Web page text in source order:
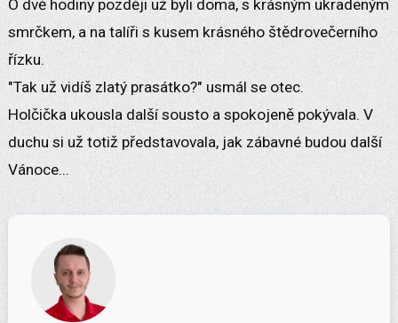
O dvě hodiny později už byli doma, s krásným ukradeným
smrčkem, a na talíři s kusem krásného štědrovečerního
řízku.
"Tak už vidíš zlatý prasátko?" usmál se otec.
Holčička ukousla další sousto a spokojeně pokývala. V
duchu si už totiž představovala, jak zábavné budou další
Vánoce...